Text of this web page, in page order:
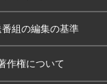
番組の編集の基準
作権について